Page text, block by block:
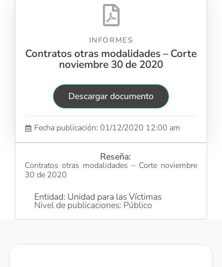
INFORMES
Contratos otras modalidades – Corte
noviembre 30 de 2020
Descargar documento
Fecha publicación: 01/12/2020 12:00 am
Reseña:
Contratos otras modalidades – Corte noviembre
30 de 2020
Entidad: Unidad para las Víctimas
Nivel de publicaciones: Público